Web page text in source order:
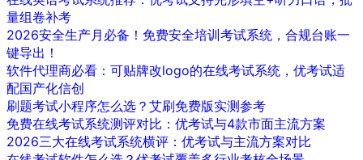
量组卷补考
2026安全生产月必备！免费安全培训考试系统，合规台账一
键导出！
软件代理商必看：可贴牌改logo的在线考试系统，优考试适
配国产化信创
刷题考试小程序怎么选？艾刷免费版实测参考
免费在线考试系统测评对比：优考试与4款市面主流方案
2026三大在线考试系统横评：优考试与主流方案对比